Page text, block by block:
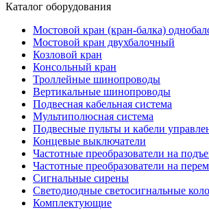
Каталог оборудования
Мостовой кран (кран-балка)
Мостовой кран двухбалочный
Козловой кран
Консольный кран
Троллейные шинопроводы
Вертикальные шинопроводы
Подвесная кабельная система
Мультиполюсная система
Подвесные пульты и кабели
Концевые выключатели
Частотные преобразователи на
Частотные преобразователи на
Сигнальные сирены
Светодиодные светосигнальные
Комплектующие